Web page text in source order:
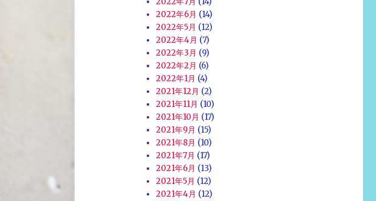
2022年6月 (14)
2022年5月 (12)
2022年4月 (7)
2022年3月 (9)
2022年2月 (6)
2022年1月 (4)
2021年12月 (2)
2021年11月 (10)
2021年10月 (17)
2021年9月 (15)
2021年8月 (10)
2021年7月 (17)
2021年6月 (13)
2021年5月 (12)
2021年4月 (12)